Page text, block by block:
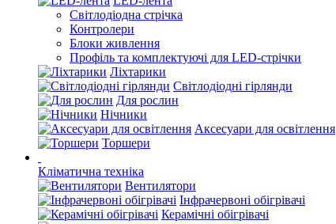
Світлодіодна стрічка
Контролери
Блоки живлення
Профіль та комплектуючі для LED-стрічки
Ліхтарики
Світлодіодні гірлянди
Для рослин
Нічники
Аксесуари для освітлення
Торшери
Кліматична техніка
Вентилятори
Інфрачервоні обігрівачі
Керамічні обігрівачі